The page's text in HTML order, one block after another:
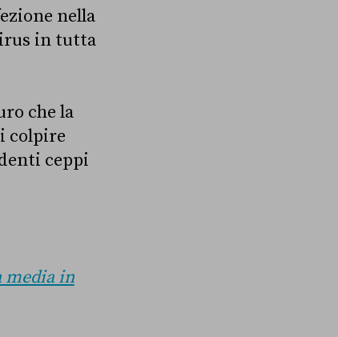
nella
in tutta
che la
colpire
ceppi
media in